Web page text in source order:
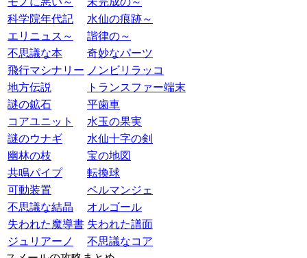
科学院年代記
水仙の痕跡～
エリニュス～
諧律の～
不思議な本
奇妙なパーツ
飛行マシナリー ノンビリラッコ
地方伝説
トランスファー端末
謎の鉱石
平歯車
コアユニット
水玉の果実
謎のウナギ
水仙十字の剣
幽林の枝
宝の地図
共鳴パイプ
転換球
可動装置
ペルマンジェ
不思議な結晶
オルゴール
失われた魔導書 失われた譜面
ジュリアーノ
不思議なコア